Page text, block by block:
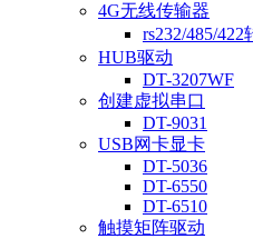
4G无线传输器
rs232/485/
HUB驱动
DT-3207WF
创建虚拟串口
DT-9031
USB网卡显卡
DT-5036
DT-6550
DT-6510
触摸矩阵驱动